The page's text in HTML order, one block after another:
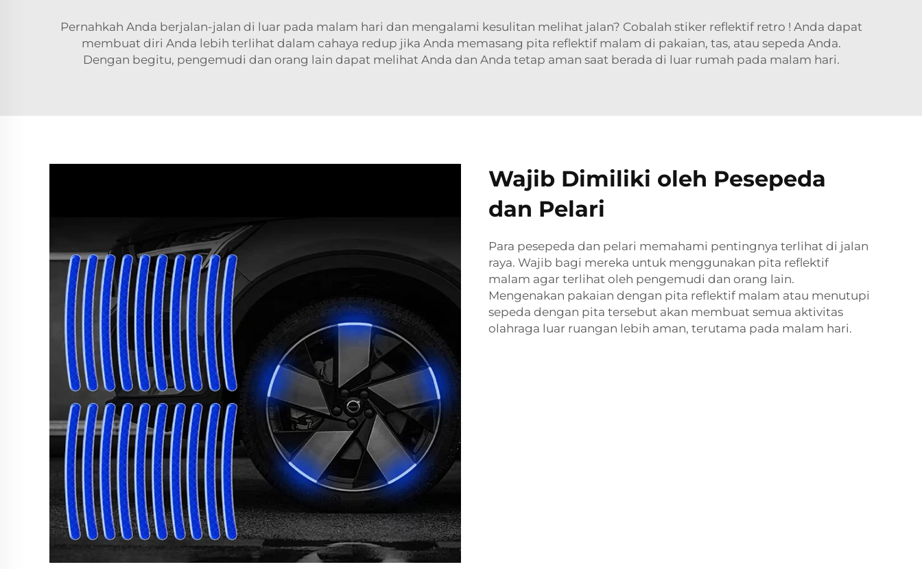
Pernahkah Anda berjalan-jalan di luar pada malam hari dan mengalami kesulitan melihat jalan? Cobalah stiker reflektif retro ! Anda dapat
membuat diri Anda lebih terlihat dalam cahaya redup jika Anda memasang pita reflektif malam di pakaian, tas, atau sepeda Anda.
Dengan begitu, pengemudi dan orang lain dapat melihat Anda dan Anda tetap aman saat berada di luar rumah pada malam hari.
Wajib Dimiliki oleh Pesepeda
dan Pelari
Para pesepeda dan pelari memahami pentingnya terlihat di jalan
raya. Wajib bagi mereka untuk menggunakan pita reflektif
malam agar terlihat oleh pengemudi dan orang lain.
Mengenakan pakaian dengan pita reflektif malam atau menutupi
sepeda dengan pita tersebut akan membuat semua aktivitas
olahraga luar ruangan lebih aman, terutama pada malam hari.